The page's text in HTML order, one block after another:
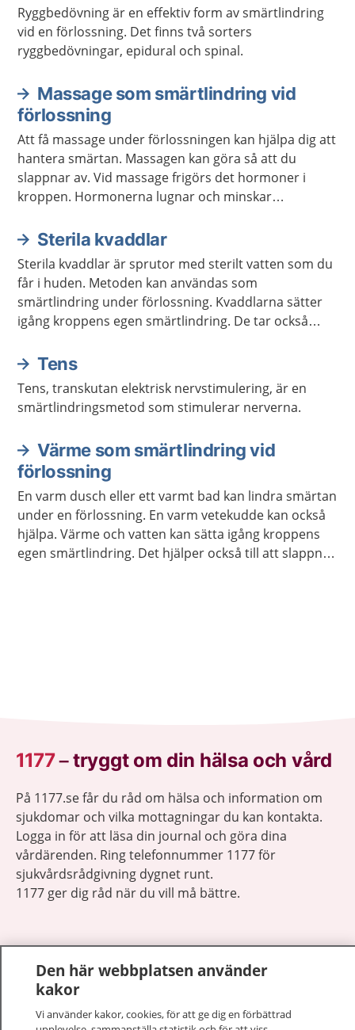
Ryggbedövning är en effektiv form av smärtlindring
vid en förlossning. Det finns två sorters
ryggbedövningar, epidural och spinal.
Massage som smärtlindring vid
förlossning
Att få massage under förlossningen kan hjälpa dig att
hantera smärtan. Massagen kan göra så att du
slappnar av. Vid massage frigörs det hormoner i
kroppen. Hormonerna lugnar och minskar
Sterila kvaddlar
Sterila kvaddlar är sprutor med sterilt vatten som du
får i huden. Metoden kan användas som
smärtlindring under förlossning. Kvaddlarna sätter
igång kroppens egen smärtlindring. De tar också
Tens
Tens, transkutan elektrisk nervstimulering, är en
smärtlindringsmetod som stimulerar nerverna.
Värme som smärtlindring vid
förlossning
En varm dusch eller ett varmt bad kan lindra smärtan
under en förlossning. En varm vetekudde kan också
hjälpa. Värme och vatten kan sätta igång kroppens
egen smärtlindring. Det hjälper också till att slappna
1177–tryggt om din hälsa och vård
På 1177.se får du råd om hälsa och information om
sjukdomar och vilka mottagningar du kan kontakta.
Logga in för att läsa din journal och göra dina
vårdärenden. Ring telefonnummer 1177 för
sjukvårdsrådgivning dygnet runt.
1177 ger dig råd när du vill må bättre.
1177 på flera språk
Den här webbplatsen använder
kakor
Vi använder kakor, cookies, för att ge dig en förbättrad